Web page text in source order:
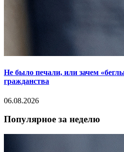
Не было печали, или зачем
гражданства
06.08.2026
Популярное за неделю